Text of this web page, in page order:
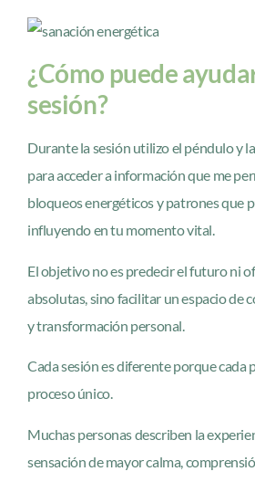
¿Cómo puede
sesión?
Durante la sesión utilizo el péndulo y
para acceder a información que me
bloqueos energéticos y patrones que
influyendo en tu momento vital.
El objetivo no es predecir el futuro ni
absolutas, sino facilitar un espacio de
y transformación personal.
Cada sesión es diferente porque cada
proceso único.
Muchas personas describen la
sensación de mayor calma,